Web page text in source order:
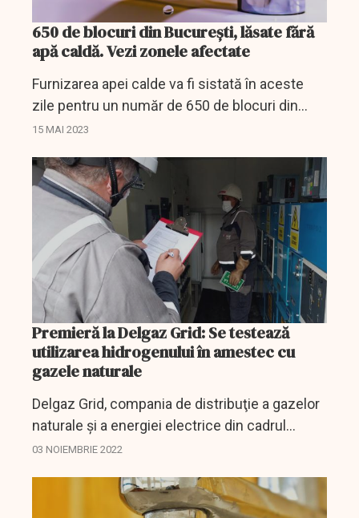
650 de blocuri din București, lăsate fără
apă caldă. Vezi zonele afectate
Furnizarea apei calde va fi sistată în aceste
zile pentru un număr de 650 de blocuri din
Bucureşti, dar şi pentru Spitalul "Bagdasar-
sau...
15 MAI 2023
Premieră la Delgaz Grid: Se testează
utilizarea hidrogenului în amestec cu
gazele naturale
Delgaz Grid, compania de distribuţie a gazelor
naturale şi a energiei electrice din cadrul
grupului E.ON România, demarează luna
compatibilităţii şi...
03 NOIEMBRIE 2022